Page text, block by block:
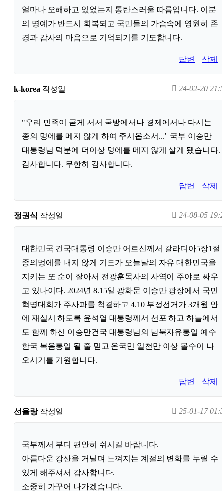
얼마나 오해하고 있었는지 통탄스러울 따름입니다. 이분
의 명예가 반드시 회복되고 국민들의 가슴속에 영원히 존
경과 감사의 마음으로 기억되기를 기도합니다.
답변 삭제
k-korea 작성일 24-02-20
"우리 민족이 굳게 서서 국방에서나 경제에서나 다시는
종의 멍에를 메지 않게 하여 주시옵소서..." 국부 이승만
대통령님 덕분에 더이상 멍에를 메지 않게 살게 됐습니다.
감사합니다. 무한히 감사합니다.
답변 삭제
정권식 작성일 24-08-05
대한민국 건국대통령 이승만 어르신께서 갈라디아5장1절
종의멍에를 내지 않게 기도가 오늘날의 자유 대한민국을
지키는 또 순이 잘아서 전광훈목사의 사역이 주야로 싸우
고 있나이다. 2024년 8.15일 광화문 이승만 광장에서 국민
혁명대회가 주사파를 척결하고 4.10 부정선거가 3개월 안
에 재실시 하도록 윤석열 대통령께서 선포 하고 하늘에서
도 함께 하신 이승만건국 대통령님의 남북자유통일 예수
한국 복음통일 될 줄 믿고 온국민 일천만 이상 몰수이 나
오시기를 기원합니다.
답변 삭제
선율랑 작성일 25-01-17
국부께서 부디 편안히 쉬시길 바랍니다.
아름다운 강산을 거닐며 느껴지는 계절의 변화를 누릴 수
있게 해주셔서 감사합니다.
소중히 가꾸어 나가겠습니다.